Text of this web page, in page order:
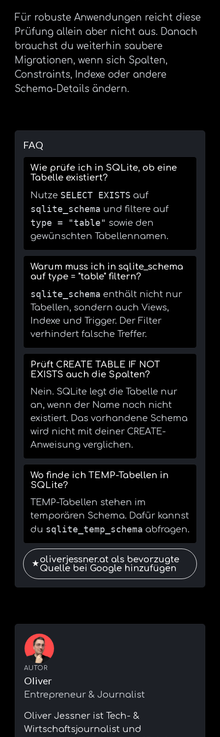
Für robuste Anwendungen reicht diese
Prüfung allein aber nicht aus. Danach
brauchst du weiterhin saubere
Migrationen, wenn sich Spalten,
Constraints, Indexe oder andere
Schema-Details ändern.
FAQ
Wie prüfe ich in SQLite, ob eine
Tabelle existiert?
Nutze SELECT EXISTS auf
sqlite_schema und filtere auf
type = "table" sowie den
gewünschten Tabellennamen.
Warum muss ich in sqlite_schema
auf type = "table" filtern?
sqlite_schema enthält nicht nur
Tabellen, sondern auch Views,
Indexe und Trigger. Der Filter
verhindert falsche Treffer.
Prüft CREATE TABLE IF NOT
EXISTS auch die Spalten?
Nein. SQLite legt die Tabelle nur
an, wenn der Name noch nicht
existiert. Das vorhandene Schema
wird nicht mit deiner CREATE-
Anweisung verglichen.
Wo finde ich TEMP-Tabellen in
SQLite?
TEMP-Tabellen stehen im
temporären Schema. Dafür kannst
du sqlite_temp_schema abfragen.
★oliverjessner.at als bevorzugte
Quelle bei Google hinzufügen
AUTOR
Oliver
Entrepreneur & Journalist
⁠Oliver Jessner ist Tech- &
Wirtschaftsjournalist und